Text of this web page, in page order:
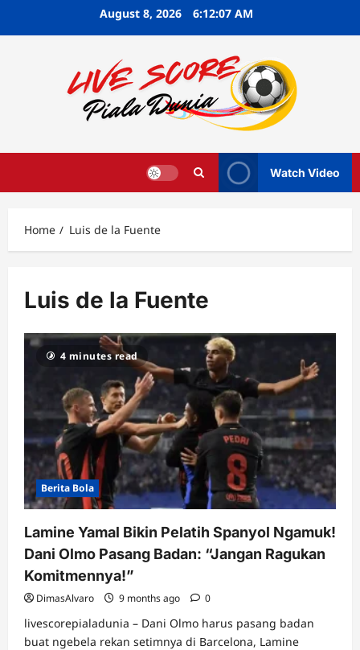
August 8, 2026 6:12:07 AM
Watch Video
Home Luis de la Fuente
Luis de la Fuente
4 minutes read
Berita Bola
Lamine Yamal Bikin Pelatih Spanyol Ngamuk!
Dani Olmo Pasang Badan: “Jangan Ragukan
Komitmennya!”
DimasAlvaro 9 months ago 0
livescorepialadunia – Dani Olmo harus pasang badan
buat ngebela rekan setimnya di Barcelona, Lamine